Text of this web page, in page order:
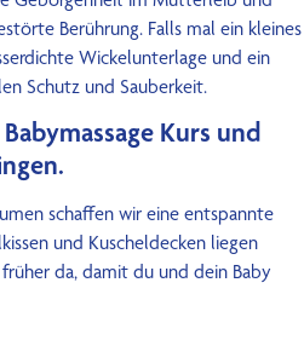
Berührung. Falls mal ein kleines
Wickelunterlage und ein
Schutz und Sauberkeit.
Kurs und
schaffen wir eine entspannte
und Kuscheldecken liegen
da, damit du und dein Baby